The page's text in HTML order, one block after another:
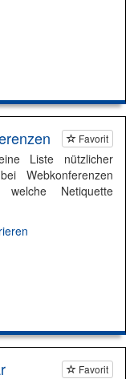
Favorit
Liste nützlicher
Webkonferenzen
Netiquette
Favorit